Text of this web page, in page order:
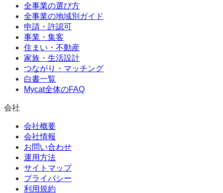
全事業の選び方
全事業の地域別ガイド
申請・許認可
事業・集客
住まい・不動産
家族・生活設計
つながり・マッチング
白書一覧
Mycat全体のFAQ
会社
会社概要
会社情報
お問い合わせ
運用方法
サイトマップ
プライバシー
利用規約